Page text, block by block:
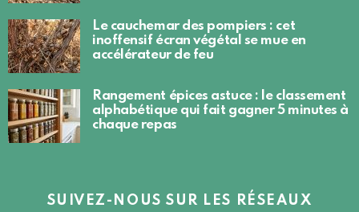
Le cauchemar des pompiers : cet
inoffensif écran végétal se mue en
accélérateur de feu
Rangement épices astuce : le classement
alphabétique qui fait gagner 5 minutes à
chaque repas
SUIVEZ-NOUS SUR LES RÉSEAUX